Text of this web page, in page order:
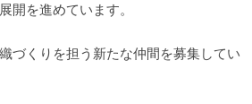
開を進めています。
づくりを担う新たな仲間を募集してい